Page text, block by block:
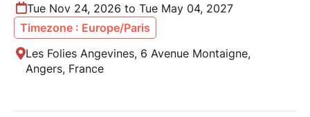
Tue Nov 24, 2026 to Tue May 04, 2027
Timezone : Europe/Paris
Les Folies Angevines, 6 Avenue Montaigne,
Angers, France